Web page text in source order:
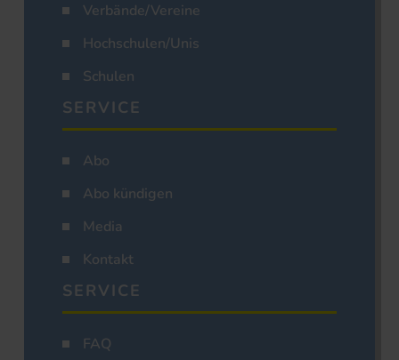
Verbände/Vereine
Hochschulen/Unis
Schulen
SERVICE
Abo
Abo kündigen
Media
Kontakt
SERVICE
FAQ